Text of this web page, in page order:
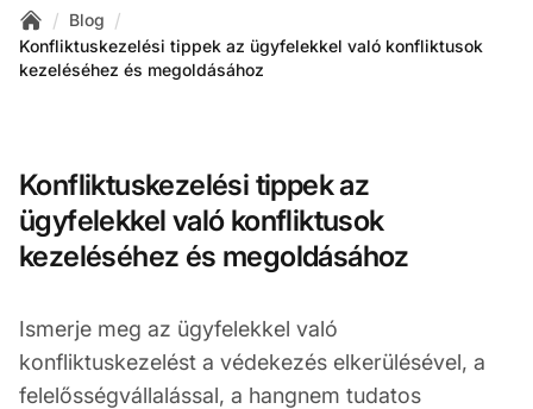
Home
/ Blog /
Konfliktuskezelési tippek az ügyfelekkel való konfliktusok
kezeléséhez és megoldásához
Konfliktuskezelési tippek az
ügyfelekkel való konfliktusok
kezeléséhez és megoldásához
Ismerje meg az ügyfelekkel való
konfliktuskezelést a védekezés elkerülésével, a
felelősségvállalással, a hangnem tudatos